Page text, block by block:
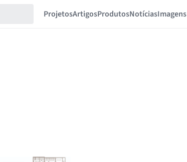
ProjetosArtigosProdutosNotíciasImagens